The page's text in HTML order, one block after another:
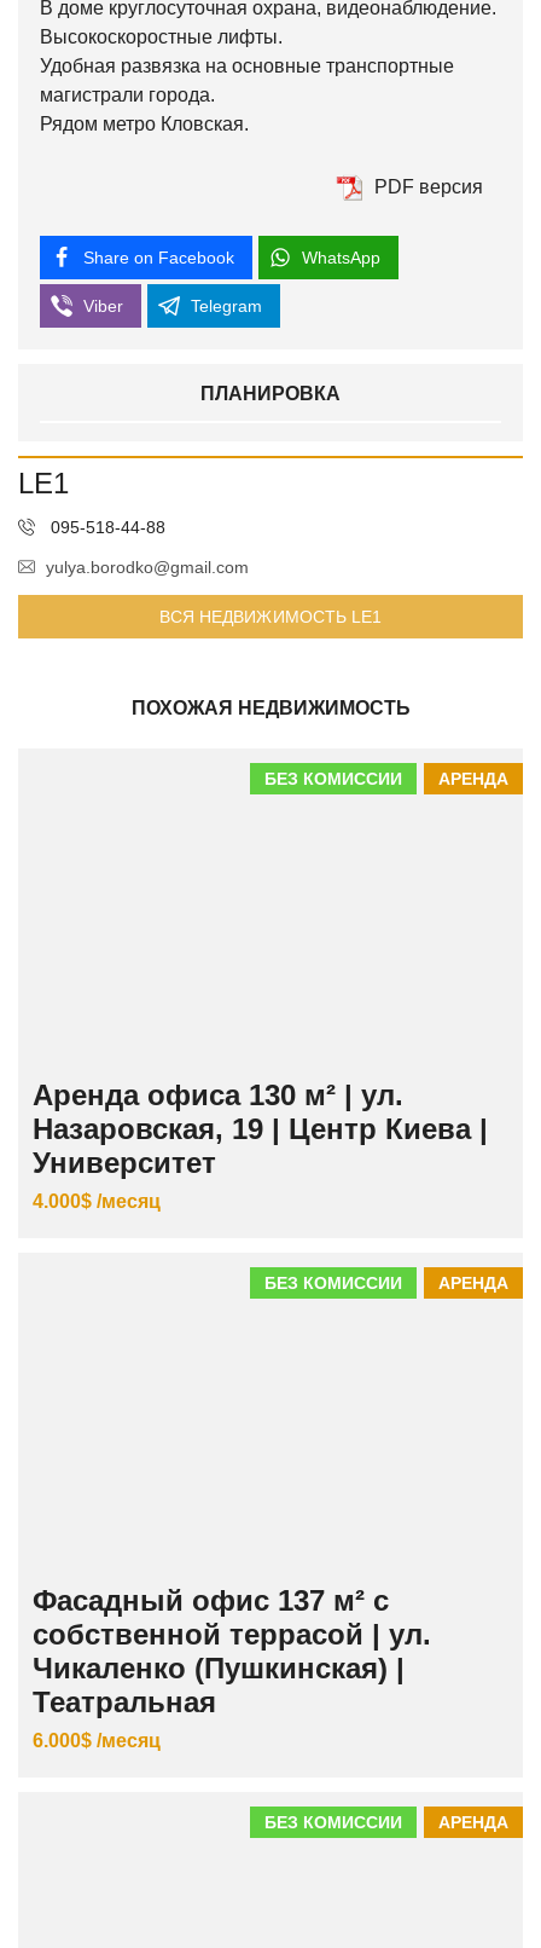
В доме круглосуточная охрана, видеонаблюдение.
Высокоскоростные лифты.
Удобная развязка на основные транспортные
магистрали города.
Рядом метро Кловская.
PDF версия
Share on Facebook WhatsApp
Viber Telegram
ПЛАНИРОВКА
LE1
095-518-44-88
yulya.borodko@gmail.com
ВСЯ НЕДВИЖИМОСТЬ LE1
ПОХОЖАЯ НЕДВИЖИМОСТЬ
АРЕНДА
БЕЗ КОМИССИИ
Аренда офиса 130 м² | ул.
Назаровская, 19 | Центр Киева |
Университет
4.000$ /месяц
АРЕНДА
БЕЗ КОМИССИИ
Фасадный офис 137 м² с
собственной террасой | ул.
Чикаленко (Пушкинская) |
Театральная
6.000$ /месяц
АРЕНДА
БЕЗ КОМИССИИ